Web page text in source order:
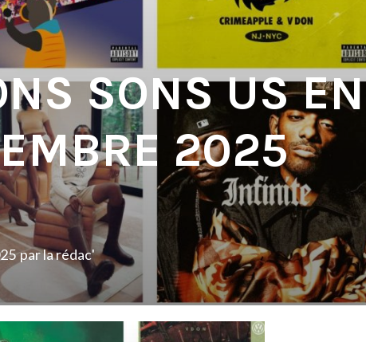
SONS US EN
2025
parla rédac'